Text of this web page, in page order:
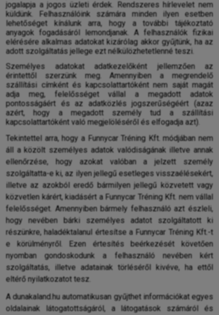
jogalapja a jogos üzleti érdek. Rendszeres hírlevelet nem
küldünk. Felhasználóink számára minden ilyen esetben
lehetőséget kínálunk arra, hogy a további tájékoztató
anyagok fogadásáról lemondjanak. A felhasználók fizikai
elérésére alkalmas adatokat kizárólag akkor gyűjtünk, ha az
adott szolgáltatás jellege ezt nélkülözhetetlenné teszi.
Személyes adatokat adatkezelőként jellemzően az
érintettől szerzünk meg. Amennyiben a megrendelő
szállítási címként és kapcsolattartóként nem saját magát
adja meg, felelősséget vállal a megadott adatok
pontosságáért és az adatközlés jogszerűségéért (azaz
azért, hogy a megadott személy tud a szállítási
kapcsolattartóként való megjelöléséről és elfogadja azt).
Tekintettel arra, hogy a Funnycar Tréning Kft. módjában nem
áll a közölt személyes adatok valódiságának illetve annak
ellenőrzése, hogy azokat valóban a jelzett személy
szolgáltatta-e ki, az ilyen jellegű esetleges visszaélésekért,
illetve az azokból eredő bármilyen jellegű közvetett vagy
közvetlen kárért, kiadásért a Funnycar Tréning Kft. nem vállal
felelősséget. Amennyiben bármely felhasználó azt észleli,
hogy nevében bárki személyes adatot szolgáltatott ki
részünkre, haladéktalanul értesítse a Funnycar Tréning Kft.-t
e körülményről. Ezen értesítés beérkezését követően
nyomban gondoskodunk a felhasználó nevében kért
szolgáltatás, illetve adatainak törléséről kivéve, ha ettől
eltérő nyilatkozatot tesz.
A dunakaland.hu automatikusan gyűjthet információkat egyes
oldalainak látogatottságáról, a látogatások számáról és